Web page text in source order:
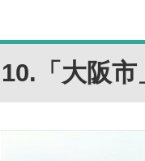
10.「大阪